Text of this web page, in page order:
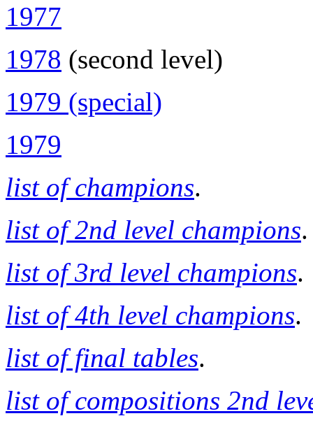
1977
1978 (second level)
1979 (special)
1979
list of champions.
list of 2nd level champions.
list of 3rd level champions.
list of 4th level champions.
list of final tables.
list of compositions 2nd